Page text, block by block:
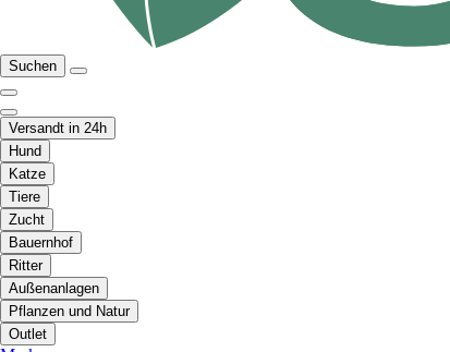
Suchen
Versandt in 24h
Hund
Katze
Tiere
Zucht
Bauernhof
Ritter
Außenanlagen
Pflanzen und Natur
Outlet